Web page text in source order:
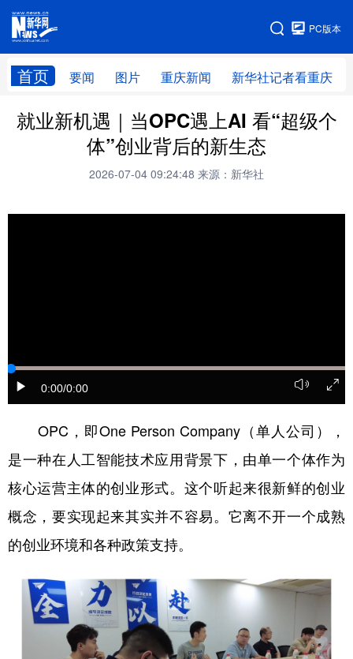
PC版本
首页 要闻 图片 重庆新闻 新华社记者看重庆
网站地图
就业新机遇｜当OPC遇上AI 看“超级个
体”创业背后的新生态
2026-07-04 09:24:48 来源：新华社
0:00/0:00
OPC，即One Person Company（单人公司），
是一种在人工智能技术应用背景下，由单一个体作为
核心运营主体的创业形式。这个听起来很新鲜的创业
概念，要实现起来其实并不容易。它离不开一个成熟
的创业环境和各种政策支持。